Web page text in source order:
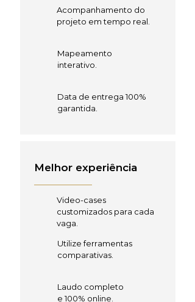
Acompanhamento do
projeto em tempo real.
Mapeamento
interativo.
Data de entrega 100%
garantida.
Melhor experiência
Video-cases
customizados para cada
vaga.
Utilize ferramentas
comparativas.
Laudo completo
e 100% online.